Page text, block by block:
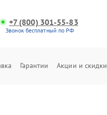
+7 (800) 301-55-83
Звонок бесплатный по РФ
Гарантии Акции и скидки